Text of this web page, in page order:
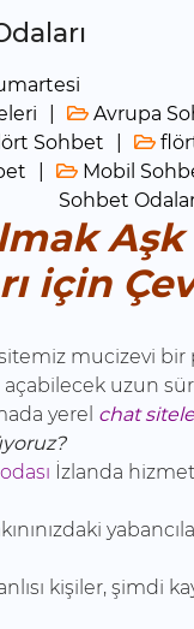
Avrupa
Sohbet
Mobil
Sohbet
için
mucizevi bir
uzun
yerel chat
İzlanda
kişiler, şimdi